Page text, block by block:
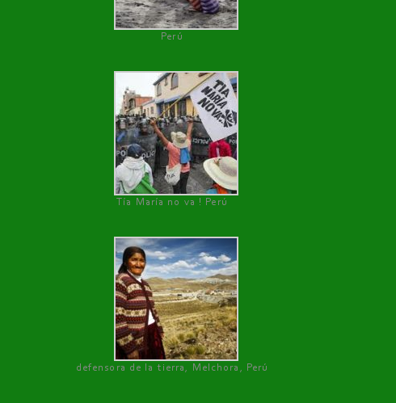
Perú
Tía María no va ! Perú
defensora de la tierra, Melchora, Perú